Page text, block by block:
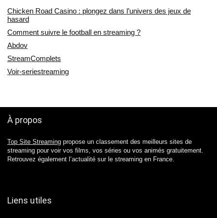
Chicken Road Casino : plongez dans l’univers des jeux de
hasard
Comment suivre le football en streaming ?
Abdov
StreamComplets
Voir-seriestreaming
À propos
Top Site Streaming propose un classement des meilleurs sites de
streaming pour voir vos films, vos séries ou vos animés gratuitement.
Retrouvez également l’actualité sur le streaming en France.
Liens utiles